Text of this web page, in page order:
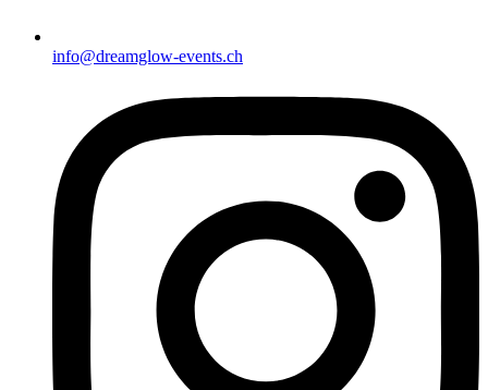
info@dreamglow-events.ch